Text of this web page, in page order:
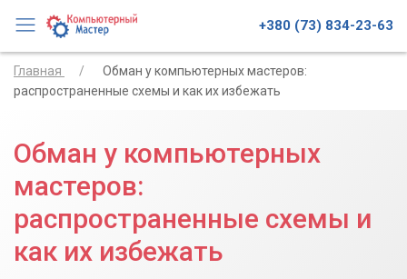
+380 (73) 834-23-63
Главная
Обман у компьютерных мастеров:
распространенные схемы и как их избежать
Обман у компьютерных
мастеров:
распространенные схемы и
как их избежать